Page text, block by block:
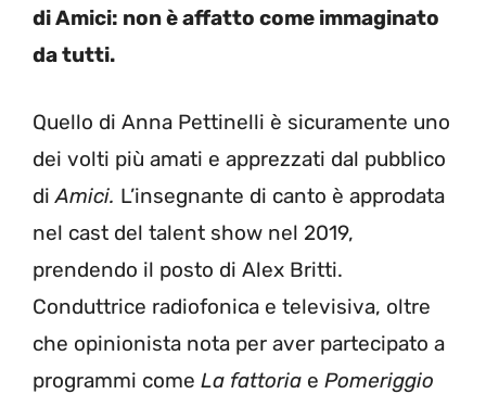
di Amici: non è affatto come immaginato
da tutti.
Quello di Anna Pettinelli è sicuramente uno
dei volti più amati e apprezzati dal pubblico
diAmici. L’insegnante di canto è approdata
nel cast del talent show nel 2019,
prendendo il posto di Alex Britti.
Conduttrice radiofonica e televisiva, oltre
che opinionista nota per aver partecipato a
programmi come La fattoria e Pomeriggio